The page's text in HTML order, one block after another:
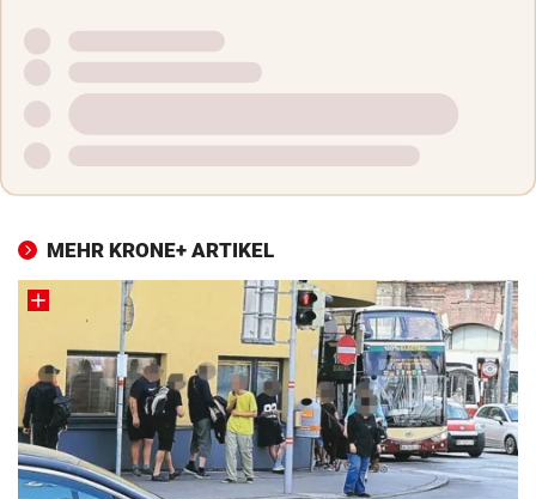
MEHR KRONE+ ARTIKEL